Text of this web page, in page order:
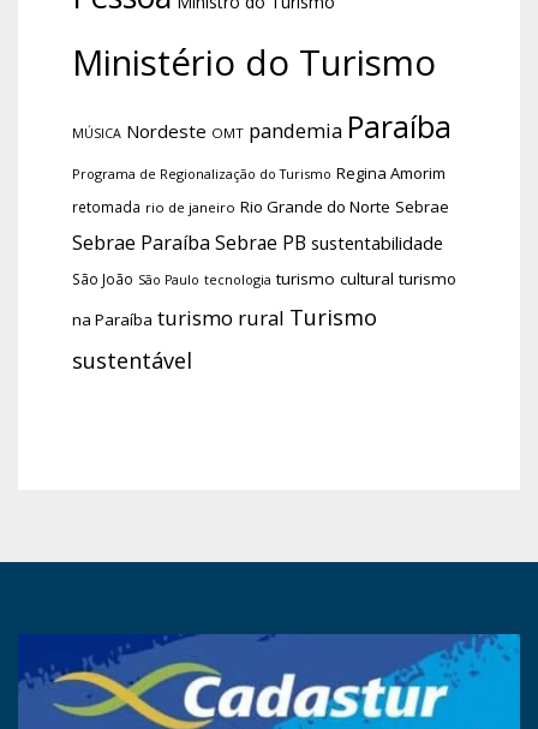
Ministério do Turismo
MÚSICA Nordeste OMT pandemia Paraíba
Programa de Regionalização do Turismo Regina Amorim
retomada rio de janeiro Rio Grande do Norte Sebrae
Sebrae Paraíba Sebrae PB sustentabilidade
São João São Paulo tecnologia turismo cultural turismo
na Paraíba turismo rural Turismo
sustentável